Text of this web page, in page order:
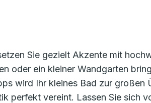
Sie gezielt Akzente mit
oder ein kleiner Wandgarten
wird Ihr kleines Bad zur großen
perfekt vereint. Lassen Sie sich